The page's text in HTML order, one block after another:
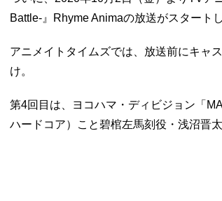
Battle-』Rhyme Animaの放送がスタート
アニメイトタイムズでは、放送前にキャ
け。
第4回目は、ヨコハマ・ディビジョン「
ハードコア）こと碧棺左馬刻役・浅沼晋太